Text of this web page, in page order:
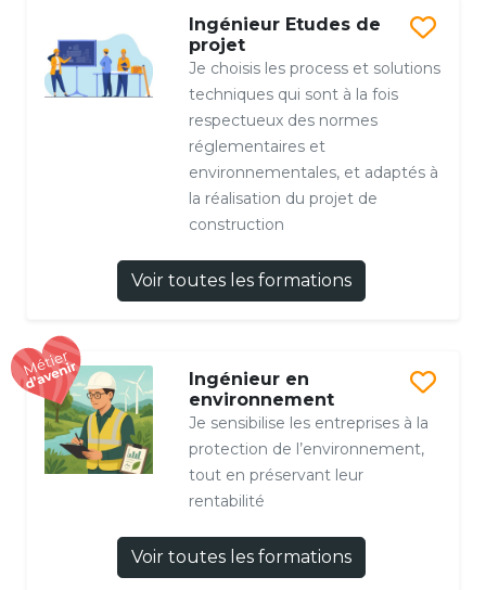
Ingénieur Etudes de
projet
Je choisis les process et solutions
techniques qui sont à la fois
respectueux des normes
réglementaires et
environnementales, et adaptés à
la réalisation du projet de
construction
Voir toutes les formations
Ingénieur en
environnement
Je sensibilise les entreprises à la
protection de l’environnement,
tout en préservant leur
rentabilité
Voir toutes les formations